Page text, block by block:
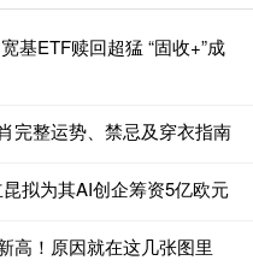
基ETF赎回超猛 “固收+”成
完整运势、禁忌及穿衣指南
拟为其AI创企筹资5亿欧元
高！原因就在这几张图里